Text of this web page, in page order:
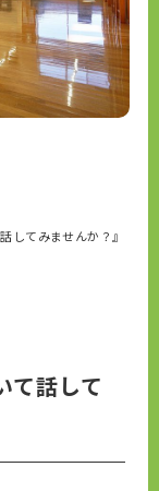
してみませんか？』
て話して